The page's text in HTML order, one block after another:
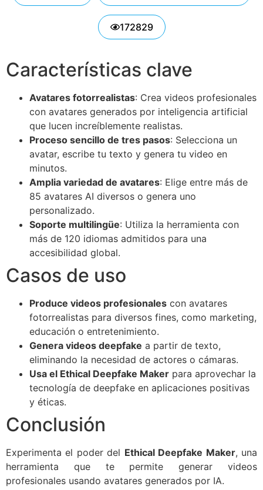
172829
Características clave
Avatares fotorrealistas: Crea videos profesionales
con avatares generados por inteligencia artificial
que lucen increíblemente realistas.
Proceso sencillo de tres pasos: Selecciona un
avatar, escribe tu texto y genera tu video en
minutos.
Amplia variedad de avatares: Elige entre más de
85 avatares AI diversos o genera uno
personalizado.
Soporte multilingüe: Utiliza la herramienta con
más de 120 idiomas admitidos para una
accesibilidad global.
Casos de uso
Produce videos profesionales con avatares
fotorrealistas para diversos fines, como marketing,
educación o entretenimiento.
Genera videos deepfake a partir de texto,
eliminando la necesidad de actores o cámaras.
Usa el Ethical Deepfake Maker para aprovechar la
tecnología de deepfake en aplicaciones positivas
y éticas.
Conclusión
Experimenta el poder del Ethical Deepfake Maker, una
herramienta que te permite generar videos
profesionales usando avatares generados por IA.